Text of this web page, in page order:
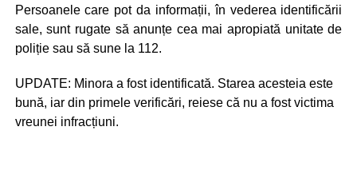
Persoanele care pot da informații, în vederea identificării
sale, sunt rugate să anunțe cea mai apropiată unitate de
poliție sau să sune la 112.
UPDATE: Minora a fost identificată. Starea acesteia este
bună, iar din primele verificări, reiese că nu a fost victima
vreunei infracțiuni.